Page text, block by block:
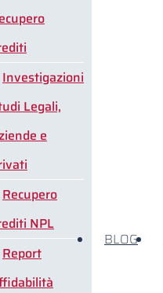
Investigazioni
Legali,
e
Recupero
NPL
Report
BLOG